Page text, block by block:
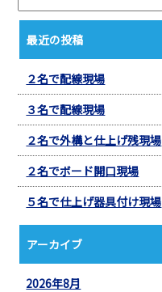
最近の投稿
２名で配線現場
３名で配線現場
２名で外構と仕上げ残現場
２名でボード開口現場
５名で仕上げ器具付け現場
アーカイブ
2026年8月